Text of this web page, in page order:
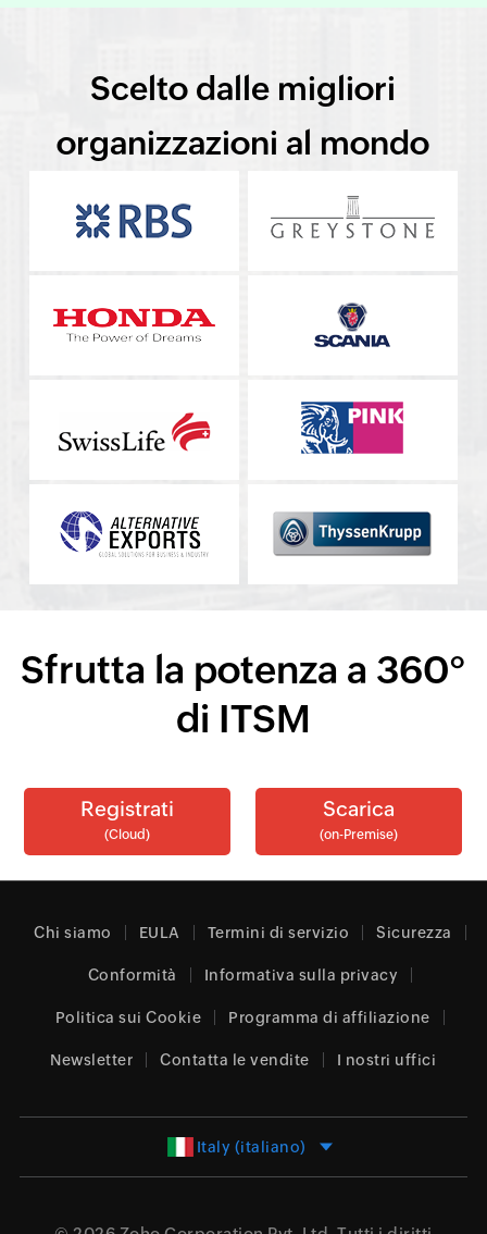
Scelto dalle migliori
organizzazioni al mondo
Sfrutta la potenza a 360°
di ITSM
Registrati
(Cloud)
Scarica
(on-Premise)
Chi siamo EULA Termini di servizio Sicurezza
Conformità Informativa sulla privacy
Politica sui Cookie Programma di affiliazione
Newsletter Contatta le vendite I nostri uffici
Italy (italiano)